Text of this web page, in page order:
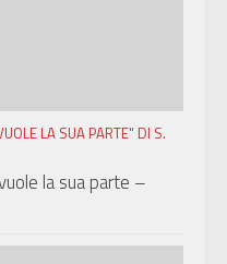
LA SUA PARTE" DI S.
la sua parte –